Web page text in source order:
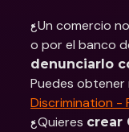
¿Un comercio
denunciarlo
Puedes obtener
Discrimination -
¿Quieres crear